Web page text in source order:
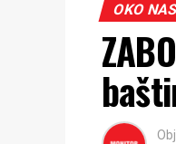
OKO